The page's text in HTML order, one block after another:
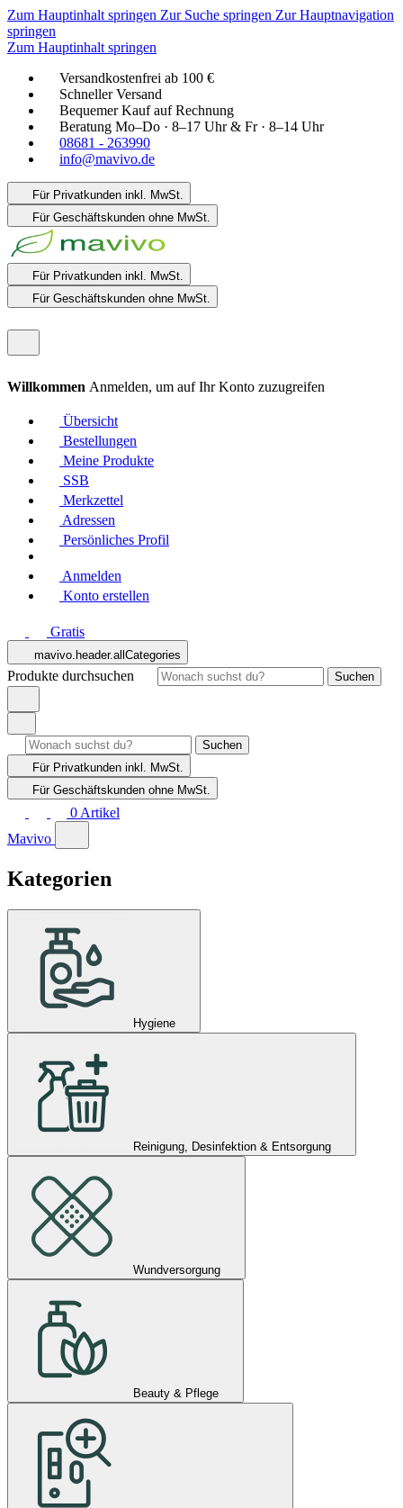
Zum Hauptinhalt springen Zur Suche springen Zur Hauptnavigation
springen
Zum Hauptinhalt springen
Versandkostenfrei ab 100 €
Schneller Versand
Bequemer Kauf auf Rechnung
Beratung Mo–Do · 8–17 Uhr & Fr · 8–14 Uhr
08681 - 263990
info@mavivo.de
Für Privatkunden inkl. MwSt.
Für Geschäftskunden ohne MwSt.
Für Privatkunden inkl. MwSt.
Für Geschäftskunden ohne MwSt.
Willkommen Anmelden, um auf Ihr Konto zuzugreifen
Übersicht
Bestellungen
Meine Produkte
SSB
Merkzettel
Adressen
Persönliches Profil
Anmelden
Konto erstellen
Gratis
mavivo.header.allCategories
Produkte durchsuchen Suchen
Suchen
Für Privatkunden inkl. MwSt.
Für Geschäftskunden ohne MwSt.
0 Artikel
Mavivo
Kategorien
Hygiene
Reinigung, Desinfektion & Entsorgung
Wundversorgung
Beauty & Pflege